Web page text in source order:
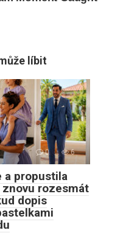
líbit
0 6
a propustila
rozesmát
dopis